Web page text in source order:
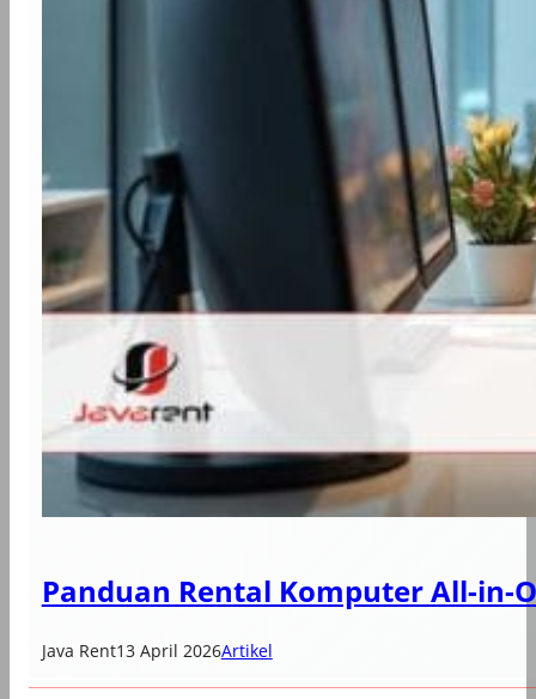
Panduan Rental Komputer All-in-
Java Rent13 April 2026Artikel